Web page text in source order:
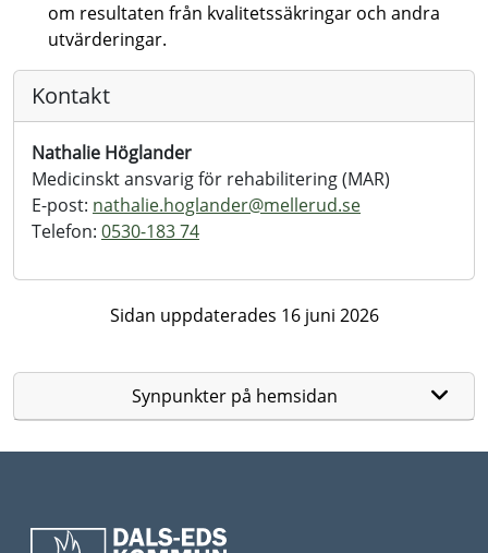
om resultaten från kvalitetssäkringar och andra
utvärderingar.
Kontakt
Nathalie Höglander
Medicinskt ansvarig för rehabilitering (MAR)
E-post: nathalie.hoglander@mellerud.se
Telefon: 0530-183 74
Sidan uppdaterades 16 juni 2026
Synpunkter på hemsidan